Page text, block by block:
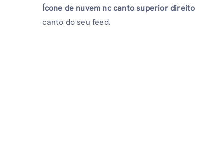
Ícone de nuvem no canto superior direito
canto do seu feed.